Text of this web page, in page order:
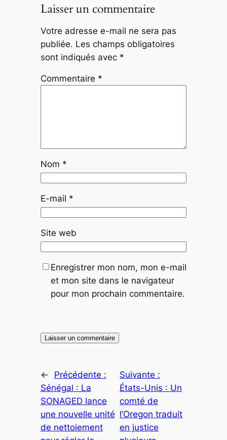
Laisser un commentaire
Votre adresse e-mail ne sera pas
publiée. Les champs obligatoires
sont indiqués avec *
Commentaire *
Nom *
E-mail *
Site web
Enregistrer mon nom, mon e-mail
et mon site dans le navigateur
pour mon prochain commentaire.
←
Précédente :
Sénégal : La
SONAGED lance
une nouvelle unité
de nettoiement
Suivante :
États-Unis : Un
comté de
l’Oregon traduit
en justice